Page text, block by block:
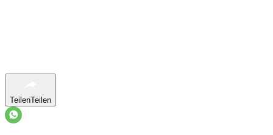
TeilenTeilen